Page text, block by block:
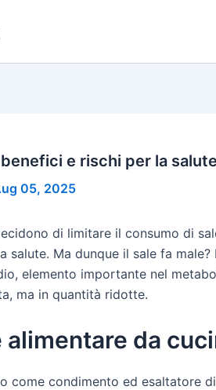
e rischi per la salute
05, 2025
di limitare il consumo di
salute. Ma dunque il sale fa
elemento importante nel
ma in quantità ridotte.
alimentare da
come condimento ed esaltatore